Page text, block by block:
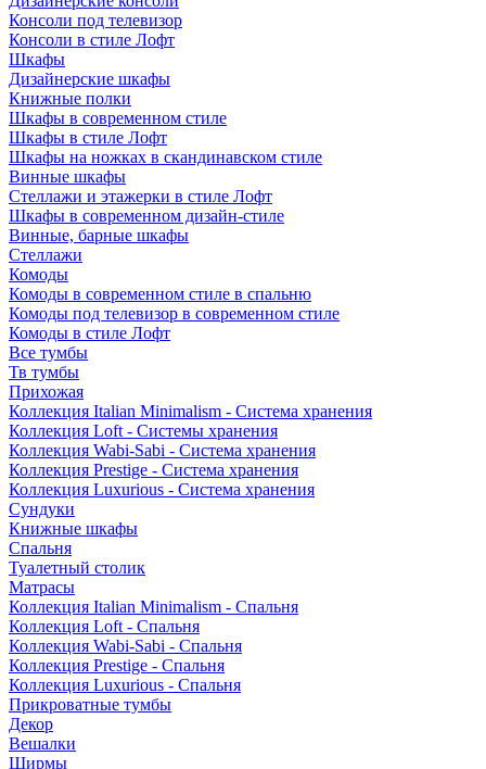
Консоли под телевизор
Консоли в стиле Лофт
Шкафы
Дизайнерские шкафы
Книжные полки
Шкафы в современном стиле
Шкафы в стиле Лофт
Шкафы на ножках в скандинавском стиле
Винные шкафы
Стеллажи и этажерки в стиле Лофт
Шкафы в современном дизайн-стиле
Винные, барные шкафы
Стеллажи
Комоды
Комоды в современном стиле в спальню
Комоды под телевизор в современном стиле
Комоды в стиле Лофт
Все тумбы
Тв тумбы
Прихожая
Коллекция Italian Minimalism - Система хранения
Коллекция Loft - Системы хранения
Коллекция Wabi-Sabi - Система хранения
Коллекция Prestige - Система хранения
Коллекция Luxurious - Система хранения
Сундуки
Книжные шкафы
Спальня
Туалетный столик
Матрасы
Коллекция Italian Minimalism - Спальня
Коллекция Loft - Спальня
Коллекция Wabi-Sabi - Спальня
Коллекция Prestige - Спальня
Коллекция Luxurious - Спальня
Прикроватные тумбы
Декор
Вешалки
Ширмы